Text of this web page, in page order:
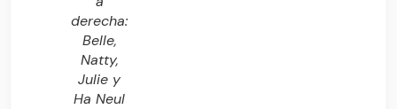
derecha:
Belle,
Natty,
Julie y
Ha Neul